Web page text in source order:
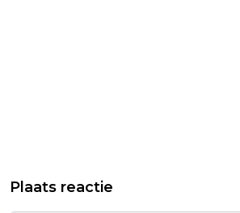
Plaats reactie